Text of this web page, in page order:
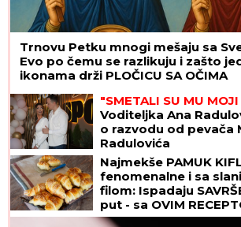
Trnovu Petku mnogi mešaju sa
Evo po čemu se razlikuju i zašto
ikonama drži PLOČICU SA OČIMA
"SMETALI SU MU
Voditeljka Ana
o razvodu od pevača
Radulovića
Najmekše PAMUK
fenomenalne i sa
filom: Ispadaju
put - sa OVIM
greške